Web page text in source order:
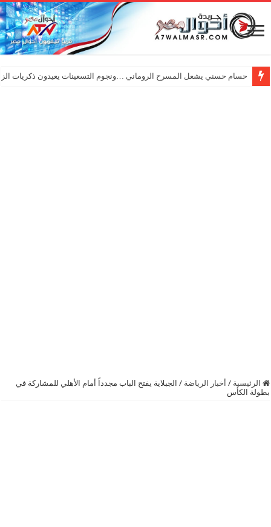
حسام حسني يشعل المسرح الروماني …ونجوم التسعينات يعيدون ذكريات
الرئيسية / أخبار الرياضة / الجبلاية يفتح الباب مجدداً أمام الأهلي للمشاركة في
بطولة الكأس